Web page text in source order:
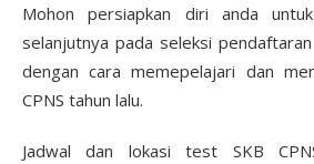
Mohon persiapkan diri anda
selanjutnya pada seleksi
dengan cara memepelajari dan
CPNS tahun lalu.
Jadwal dan lokasi test SKB